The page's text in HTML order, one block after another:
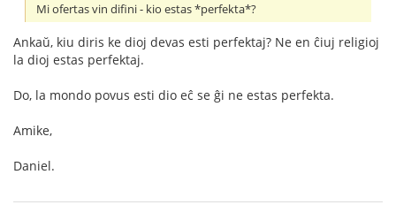
Mi ofertas vin difini - kio estas *perfekta*?
Ankaŭ, kiu diris ke dioj devas esti perfektaj? Ne en ĉiuj religioj
la dioj estas perfektaj.
Do, la mondo povus esti dio eĉ se ĝi ne estas perfekta.
Amike,
Daniel.